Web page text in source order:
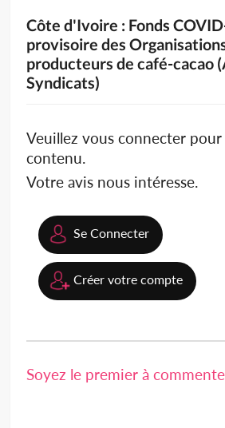
Côte d'Ivoire : Fonds
provisoire des
producteurs de café-cacao
Syndicats)
Veuillez vous connecter
contenu.
Votre avis nous intéresse.
Se Connecter
Créer votre compte
Soyez le premier à